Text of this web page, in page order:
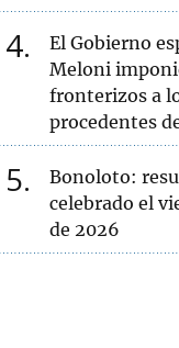
4
El Gobierno
Meloni
fronterizos a
procedentes
5
Bonoloto:
celebrado el
de 2026